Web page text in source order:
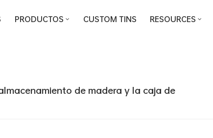
PRODUCTOS CUSTOM TINS RESOURCES
de madera y la caja de